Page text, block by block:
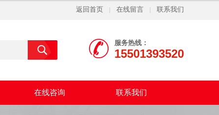
返回首页 在线留言 联系我们
服务热线：
15501393520
在线咨询 联系我们